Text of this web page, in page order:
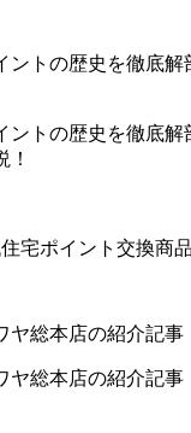
ントの歴史を徹底解
ントの歴史を徹底解
！
宅ポイント交換商
ヤ総本店の紹介記事
ヤ総本店の紹介記事